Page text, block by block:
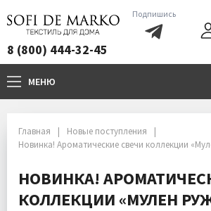
8 (800) 444-32-45
Подпишись
МЕНЮ
Главная
Новые поступления
Новинка! Ароматические свечи коллекции
НОВИНКА!
КОЛЛЕКЦИИ «МУЛЕН